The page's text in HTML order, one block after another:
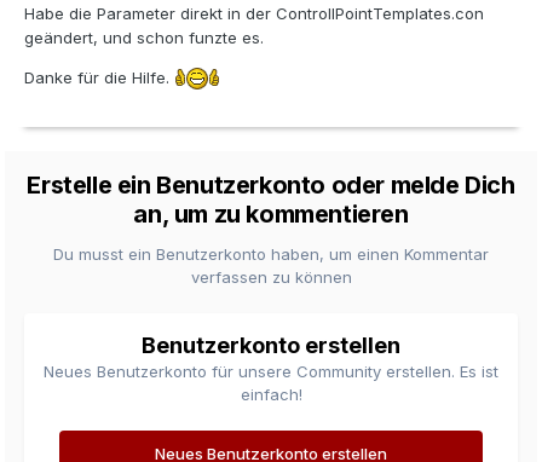
Habe die Parameter direkt in der ControllPointTemplates.con
geändert, und schon funzte es.
Danke für die Hilfe.
Erstelle ein Benutzerkonto oder melde Dich
an, um zu kommentieren
Du musst ein Benutzerkonto haben, um einen Kommentar
verfassen zu können
Benutzerkonto erstellen
Neues Benutzerkonto für unsere Community erstellen. Es ist
einfach!
Neues Benutzerkonto erstellen